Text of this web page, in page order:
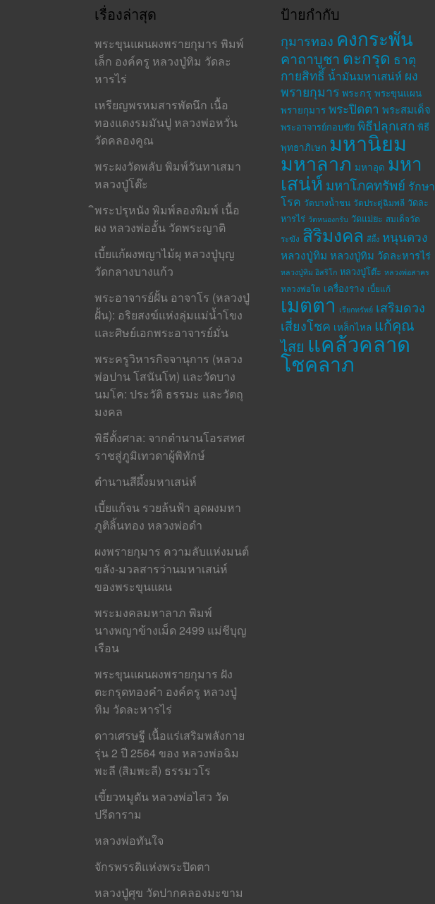
เรื่องล่าสุด
พระขุนแผนผงพรายกุมาร พิมพ์
เล็ก องค์ครู หลวงปู่ทิม วัดละ
หารไร่
เหรียญพรหมสารพัดนึก เนื้อ
ทองแดงรมมันปู หลวงพ่อหวั่น
วัดคลองคูณ
พระผงวัดพลับ พิมพ์วันทาเสมา
หลวงปู่โต๊ะ
ิพระปรุหนัง พิมพ์ลองพิมพ์ เนื้อ
ผง หลวงพ่ออั้น วัดพระญาติ
เบี้ยแก้ผงพญาไม้ผุ หลวงปู่บุญ
วัดกลางบางแก้ว
พระอาจารย์ฝั้น อาจาโร (หลวงปู่
ฝั้น): อริยสงฆ์แห่งลุ่มแม่น้ำโขง
และศิษย์เอกพระอาจารย์มั่น
พระครูวิหารกิจจานุการ (หลวง
พ่อปาน โสนันโท) และวัดบาง
นมโค: ประวัติ ธรรมะ และวัตถุ
มงคล
พิธีตั้งศาล: จากตำนานโอรสทศ
ราชสู่ภูมิเทวดาผู้พิทักษ์
ตำนานสีผึ้งมหาเสน่ห์
เบี้ยแก้จน รวยล้นฟ้า อุดผงมหา
ภูติลิ้นทอง หลวงพ่อดำ
ผงพรายกุมาร ความลับแห่งมนต์
ขลัง-มวลสารว่านมหาเสน่ห์
ของพระขุนแผน
พระมงคลมหาลาภ พิมพ์
นางพญาข้างเม็ด 2499 แม่ชีบุญ
เรือน
พระขุนแผนผงพรายกุมาร ฝัง
ตะกรุดทองคำ องค์ครู หลวงปู่
ทิม วัดละหารไร่
ดาวเศรษฐี เนื้อแร่เสริมพลังกาย
รุ่น 2 ปี 2564 ของ หลวงพ่อฉิม
พะลี (สิมพะลี) ธรรมวโร
เขี้ยวหมูตัน หลวงพ่อไสว วัด
ปรีดาราม
หลวงพ่อทันใจ
จักรพรรดิแห่งพระปิดตา
หลวงปู่ศุข วัดปากคลองมะขาม
ป้ายกำกับ
กุมารทอง คงกระพัน
คาถาบูชา ตะกรุด ธาตุ
กายสิทธิ์ น้ำมันมหาเสน่ห์ ผง
พรายกุมาร พระกรุ พระขุนแผน
พรายกุมาร พระปิดตา พระสมเด็จ
พระอาจารย์กอบชัย พิธีปลุกเสก พิธี
พุทธาภิเษก มหานิยม
มหาลาภ มหาอุด มหา
เสน่ห์ มหาโภคทรัพย์ รักษา
โรค วัดบางน้ำชน วัดประดู่ฉิมพลี วัดละ
หารไร่ วัดหนองกรับ วัดแม่ยะ สมเด็จวัด
ระฆัง สิริมงคล สีผึ้ง หนุนดวง
หลวงปู่ทิม หลวงปู่ทิม วัดละหารไร่
หลวงปู่ทิม อิสริโก หลวงปู่โต๊ะ หลวงพ่อสาคร
หลวงพ่อโต เครื่องราง เบี้ยแก้
เมตตา เรียกทรัพย์ เสริมดวง
เสี่ยงโชค เหล็กไหล แก้คุณ
ไสย แคล้วคลาด
โชคลาภ